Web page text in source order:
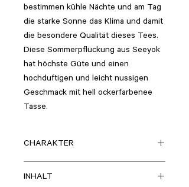
bestimmen kühle Nächte und am Tag
die starke Sonne das Klima und damit
die besondere Qualität dieses Tees.
Diese Sommerpflückung aus Seeyok
hat höchste Güte und einen
hochduftigen und leicht nussigen
Geschmack mit hell ockerfarbenee
Tasse.
CHARAKTER
INHALT